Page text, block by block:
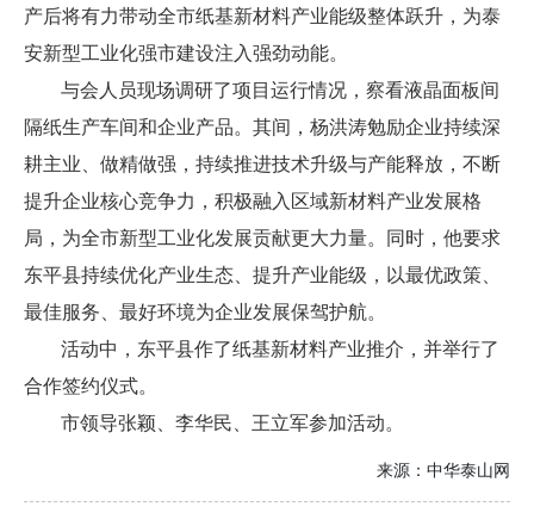
产后将有力带动全市纸基新材料产业能级整体跃升，为泰
安新型工业化强市建设注入强劲动能。
与会人员现场调研了项目运行情况，察看液晶面板间
隔纸生产车间和企业产品。其间，杨洪涛勉励企业持续深
耕主业、做精做强，持续推进技术升级与产能释放，不断
提升企业核心竞争力，积极融入区域新材料产业发展格
局，为全市新型工业化发展贡献更大力量。同时，他要求
东平县持续优化产业生态、提升产业能级，以最优政策、
最佳服务、最好环境为企业发展保驾护航。
活动中，东平县作了纸基新材料产业推介，并举行了
合作签约仪式。
市领导张颖、李华民、王立军参加活动。
来源： 中华泰山网